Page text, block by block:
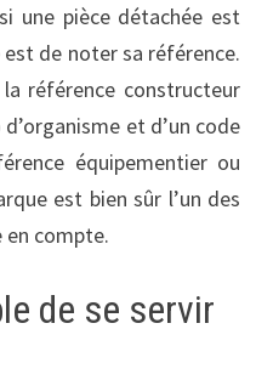
une pièce détachée est
de noter sa référence.
référence constructeur
et d’un code
équipementier ou
est bien sûr l’un des
compte.
de se servir